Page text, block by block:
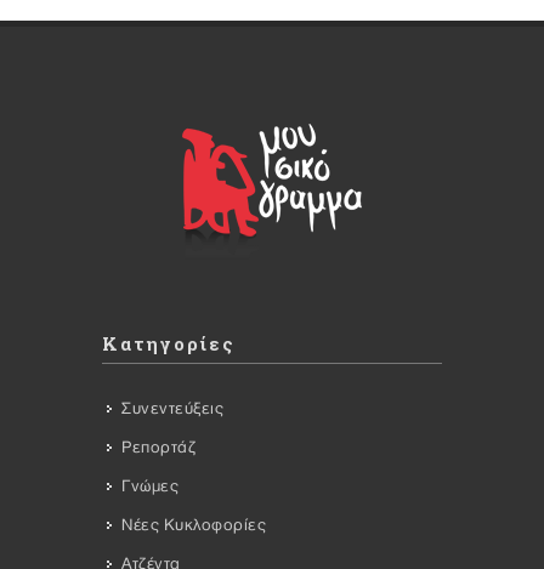
Κατηγορίες
Συνεντεύξεις
Ρεπορτάζ
Γνώμες
Νέες Κυκλοφορίες
Ατζέντα